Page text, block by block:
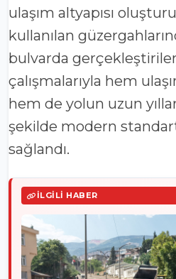
ulaşım altyapısı
kullanılan
bulvarda
çalışmalarıyla hem
hem de yolun uzun
şekilde modern
sağlandı.
İLGILI HABER